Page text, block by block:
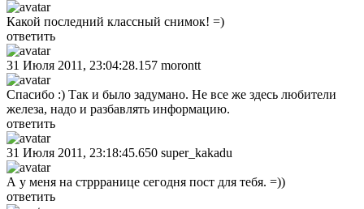
Какой последний классный снимок! =)
ответить
31 Июля 2011, 23:04:28.157 morontt
Спасибо :) Так и было задумано. Не все же здесь любители
железа, надо и разбавлять информацию.
ответить
31 Июля 2011, 23:18:45.650 super_kakadu
А у меня на стррранице сегодня пост для тебя. =))
ответить